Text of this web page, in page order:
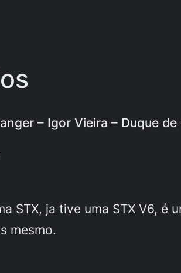
– Igor Vieira – Duque de
STX, ja tive uma STX V6,
mesmo.